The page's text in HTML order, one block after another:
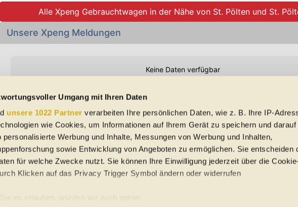
Umgang mit Ihren Daten
unsere 1022 Partner verarbeiten Ihre persönlichen Daten, wie z. B. Ihre IP-
wie Cookies, um Informationen auf Ihrem Gerät zu speichern und
personalisierte Werbung und Inhalte, Messungen von Werbung und Inhalten,
sowie Entwicklung von Angeboten zu ermöglichen. Sie entscheiden
für welche Zwecke nutzt. Sie können Ihre Einwilligung jederzeit über die
Klicken auf das Privacy Trigger Symbol ändern oder widerrufen
Sie es erlauben, würden wir auch gerne:
Alle Xpeng Gebrauchtwagen in der Nähe von St. Pölten und St.
Unsere Xpeng Meldungen
Keine Daten verfügbar
Preisangaben in den Meldungen gelten für Deutschland. Quelle: Auto-News
Irrtümer, Schreibfehler und Zwischenverkauf. Hinweis: Technische Daten,
beziehen sich auf EU-Normen sowie auf Neuwagen. automobile.at übernimmt entsprechend
keine Gewähr für die Richtigkeit der Angaben.